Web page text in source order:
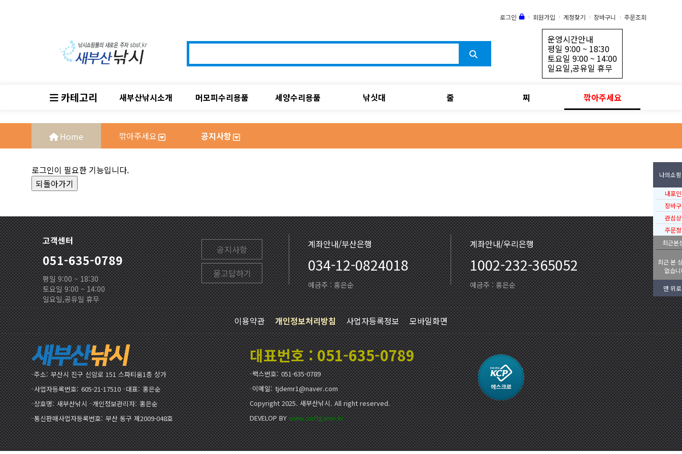
나의쇼
내포
장바
관심
주문
최근본
최근 본
없습
맨 위
로그인 회원가입 계정찾기 장바구니 주문조회
운영시간안내
평일 9:00 ~ 18:30
토요일 9:00 ~ 14:00
일요일,공유일 휴무
카테고리 새부산낚시소개 머모피수리용품 세양수리용품 낚싯대 줄 찌 깎아주세요
깎아주세요 공지사항
로그인이 필요한 기능입니다.
고객센터
051-635-0789
평일 9:00 ~ 18:30
토요일 9:00 ~ 14:00
일요일,공유일 휴무
공지사항
묻고답하기
계좌안내/부산은행
034-12-0824018
예금주 : 홍은순
계좌안내/우리은행
1002-232-365052
예금주 : 홍은순
이용약관 개인정보처리방침 사업자등록정보 모바일화면
주소 부산시 진구 신암로 151 스파티움1층 상가
사업자등록번호 605-21-17510 대표 홍은순
상호명 새부산낚시 개인정보관리자 홍은순
통신판매사업자등록번호 부산 동구 제2009-048호
대표번호 : 051-635-0789
팩스번호 051-635-0789
이메일 tjdemr1@naver.com
Copyright 2025. 새부산낚시. All right reserved.
DEVELOP BYwww.softgame.kr